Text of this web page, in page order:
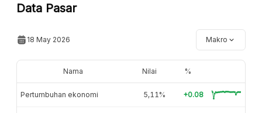
Data Pasar
18 May 2026 Makro
Nama Nilai %
Pertumbuhan ekonomi 5,11% +0.08